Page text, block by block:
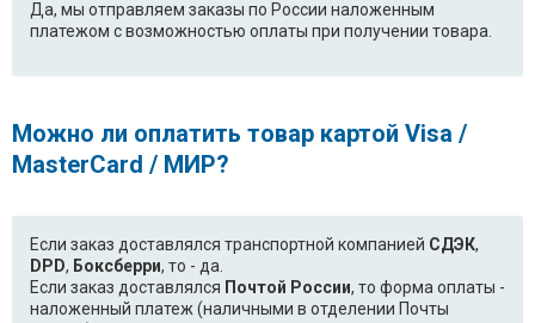
Да, мы отправляем заказы по России наложенным
платежом с возможностью оплаты при получении товара.
Можно ли оплатить товар картой Visa /
MasterCard / МИР?
Если заказ доставлялся транспортной компанией СДЭК,
DPD, Боксберри, то - да.
Если заказ доставлялся Почтой России, то форма оплаты -
наложенный платеж (наличными в отделении Почты